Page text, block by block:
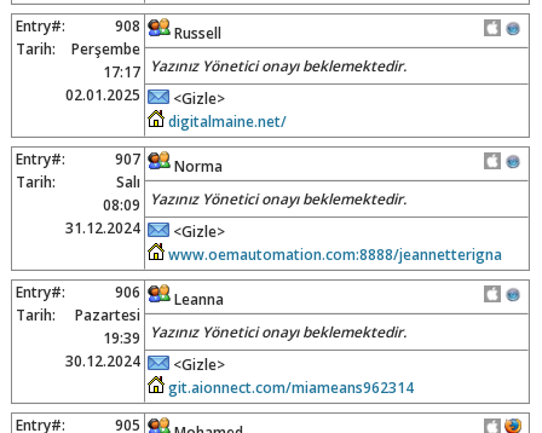
Entry#:
908
Tarih:
Perşembe
17:17
02.01.2025
Russell
Yazınız Yönetici onayı beklemektedir.
<Gizle>
digitalmaine.net/
Entry#:
907
Tarih:
Salı
08:09
31.12.2024
Norma
Yazınız Yönetici onayı beklemektedir.
<Gizle>
www.oemautomation.com:8888/jeannetterigna
Entry#:
906
Tarih:
Pazartesi
19:39
30.12.2024
Leanna
Yazınız Yönetici onayı beklemektedir.
<Gizle>
git.aionnect.com/miameans962314
Entry#:
905